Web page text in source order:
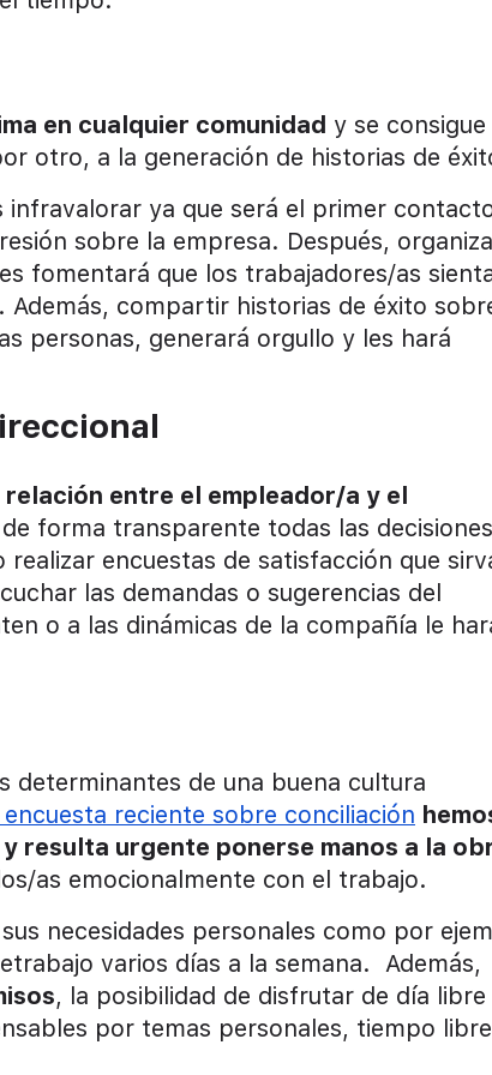
en cualquier comunidad y se consigue
otro, a la generación de historias de
infravalorar ya que será el primer
sobre la empresa. Después,
fomentará que los trabajadores/as
compartir historias de éxito
personas, generará orgullo y les hará
entre el empleador/a y el
forma transparente todas las decisiones
encuestas de satisfacción que
las demandas o sugerencias del
o a las dinámicas de la compañía le
determinantes de una buena cultura
encuesta reciente sobre conciliación
resulta urgente ponerse manos a la
as emocionalmente con el trabajo.
necesidades personales como por
varios días a la semana. Además,
, la posibilidad de disfrutar de día
por temas personales, tiempo